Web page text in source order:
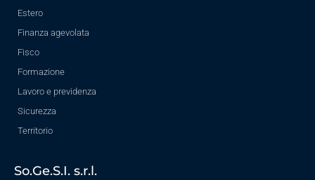
Estero
Finanza agevolata
Fisco
Formazione
Lavoro e previdenza
Sicurezza
Territorio
So.Ge.S.I. s.r.l.